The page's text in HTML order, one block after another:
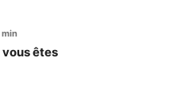
min
vous êtes